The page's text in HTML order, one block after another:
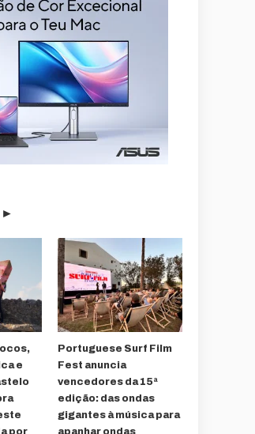
►
e
por
Portuguese Surf Film
Fest anuncia
vencedores da 15ª
edição: das ondas
gigantes à música para
apanhar ondas